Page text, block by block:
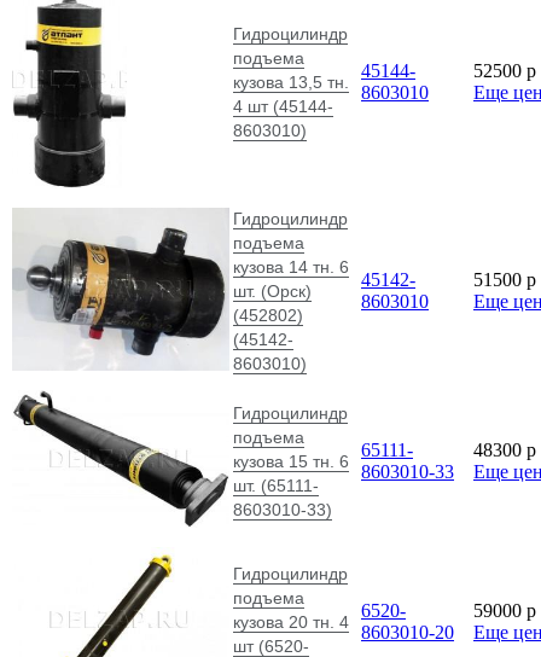
Гидроцилиндр
подъема
кузова 13,5 тн.
4 шт (45144-
8603010)
45144-
8603010
52500 p
Еще
Гидроцилиндр
подъема
кузова 14 тн. 6
шт. (Орск)
(452802)
(45142-
8603010)
45142-
8603010
51500 p
Еще
Гидроцилиндр
подъема
кузова 15 тн. 6
шт. (65111-
8603010-33)
65111-
8603010-33
48300 p
Еще
Гидроцилиндр
подъема
кузова 20 тн. 4
шт (6520-
6520-
8603010-20
59000 p
Еще